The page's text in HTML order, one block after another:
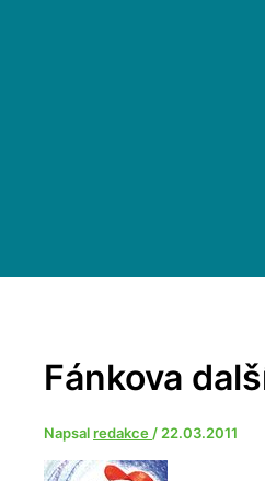
Fánkova
Napsalredakce / 22.03.2011